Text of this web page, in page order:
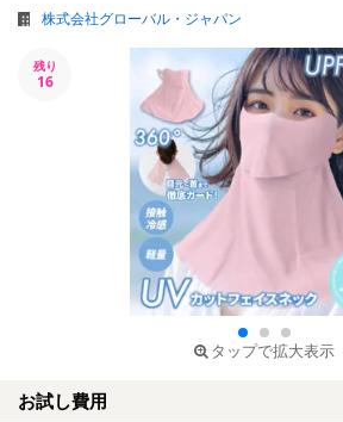
株式会社グローバル・ジャパン
残り
16
タップで拡大表示
お試し費用